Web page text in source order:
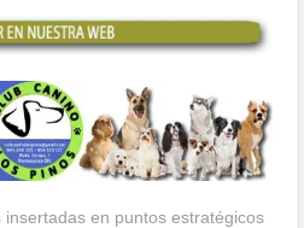
en puntos estratégicos